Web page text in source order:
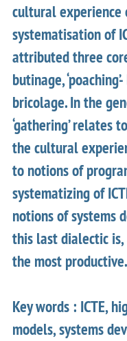
cultural experience
systematisation of
attributed three
butinage,
bricolage. In the
‘gathering’ relates
the cultural
to notions of
systematizing of
notions of systems
this last dialectic is,
the most productive.
Key words : ICTE,
models, systems